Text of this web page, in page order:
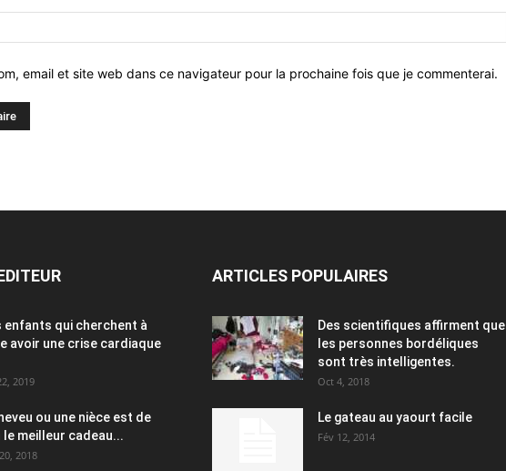
email et site web dans ce navigateur pour la prochaine fois que je commenterai.
enfants qui cherchent à
avoir une crise cardiaque
2019
ou une nièce est de
le meilleur cadeau...
2018
ARTICLES POPULAIRES
Des scientifiques affirment que
les personnes bordéliques
sont très intelligentes.
Oct 4, 2018
Le gateau au yaourt facile
Fév 12, 2014